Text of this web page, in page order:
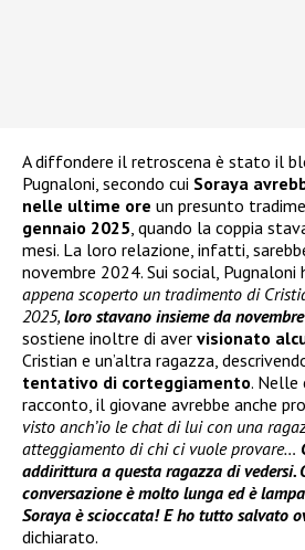
A diffondere il retroscena è stato il
Pugnaloni, secondo cui Soraya
nelle ultime ore un presunto
gennaio 2025, quando la coppia
mesi. La loro relazione, infatti,
novembre 2024. Sui social, Pugnaloni
appena scoperto un tradimento di
2025, loro stavano insieme da
sostiene inoltre di aver visionato
Cristian e un’altra ragazza,
tentativo di corteggiamento. Nelle
racconto, il giovane avrebbe anche
visto anch’io le chat di lui con una
atteggiamento di chi ci vuole provare…
addirittura a questa ragazza di vedersi.
conversazione è molto lunga ed è
Soraya è scioccata! E ho tutto salvato
dichiarato.